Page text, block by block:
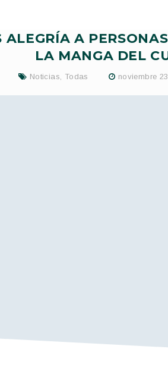
ALEGRÍA A
LA MANGA DEL
Noticias, Todas noviembre